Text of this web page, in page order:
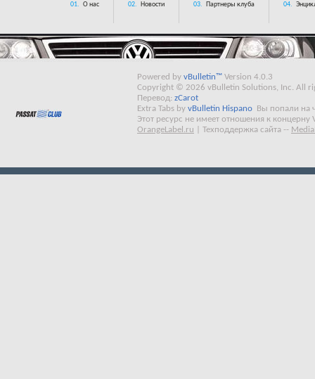
01. О нас 02. Новости 03. Партнеры клуба 04.
Powered by vBulletin™ Version 4.0.3
Copyright © 2026 vBulletin Solutions, Inc. All
Перевод: zCarot
Extra Tabs by vBulletin Hispano
Вы попали на
Этот ресурс не имеет отношения к концерну
OrangeLabel.ru
Техподдержка сайта --